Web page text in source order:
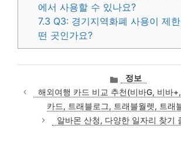
에서 사용할 수 있나요?
7.3 Q3: 경기지역화폐 사용이 제
떤 곳인가요?
카
테
고
리
정보
해외여행 카드 비교 추천(비바G, 비바
카드, 트래블로그, 트래블월렛, 트래
알바몬 산청, 다양한 일자리 찾기